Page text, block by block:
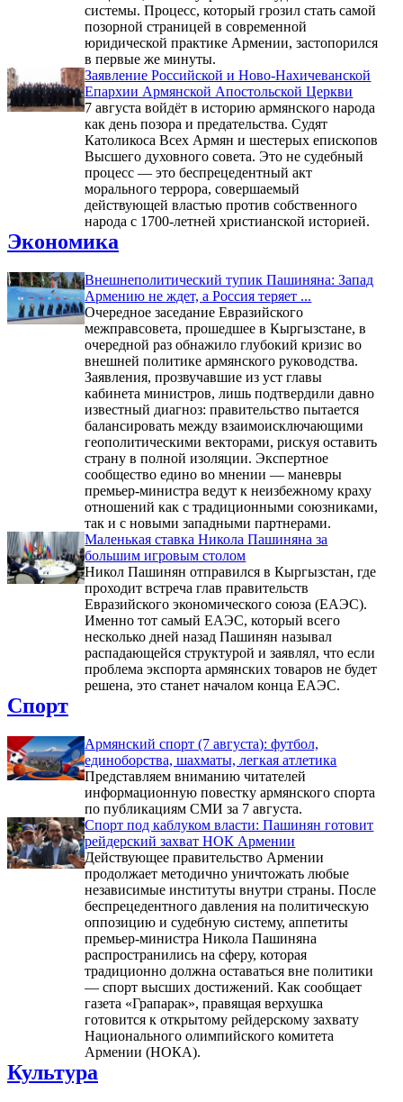
системы. Процесс, который грозил стать самой
позорной страницей в современной
юридической практике Армении, застопорился
в первые же минуты.
Заявление Российской и Ново-Нахичеванской
Епархии Армянской Апостольской Церкви
7 августа войдёт в историю армянского народа
как день позора и предательства. Судят
Католикоса Всех Армян и шестерых епископов
Высшего духовного совета. Это не судебный
процесс — это беспрецедентный акт
морального террора, совершаемый
действующей властью против собственного
народа с 1700-летней христианской историей.
Экономика
Внешнеполитический тупик Пашиняна: Запад
Армению не ждет, а Россия теряет ...
Очередное заседание Евразийского
межправсовета, прошедшее в Кыргызстане, в
очередной раз обнажило глубокий кризис во
внешней политике армянского руководства.
Заявления, прозвучавшие из уст главы
кабинета министров, лишь подтвердили давно
известный диагноз: правительство пытается
балансировать между взаимоисключающими
геополитическими векторами, рискуя оставить
страну в полной изоляции. Экспертное
сообщество едино во мнении — маневры
премьер-министра ведут к неизбежному краху
отношений как с традиционными союзниками,
так и с новыми западными партнерами.
Маленькая ставка Никола Пашиняна за
большим игровым столом
Никол Пашинян отправился в Кыргызстан, где
проходит встреча глав правительств
Евразийского экономического союза (ЕАЭС).
Именно тот самый ЕАЭС, который всего
несколько дней назад Пашинян называл
распадающейся структурой и заявлял, что если
проблема экспорта армянских товаров не будет
решена, это станет началом конца ЕАЭС.
Спорт
Армянский спорт (7 августа): футбол,
единоборства, шахматы, легкая атлетика
Представляем вниманию читателей
информационную повестку армянского спорта
по публикациям СМИ за 7 августа.
Спорт под каблуком власти: Пашинян готовит
рейдерский захват НОК Армении
Действующее правительство Армении
продолжает методично уничтожать любые
независимые институты внутри страны. После
беспрецедентного давления на политическую
оппозицию и судебную систему, аппетиты
премьер-министра Никола Пашиняна
распространились на сферу, которая
традиционно должна оставаться вне политики
— спорт высших достижений. Как сообщает
газета «Грапарак», правящая верхушка
готовится к открытому рейдерскому захвату
Национального олимпийского комитета
Армении (НОКА).
Культура